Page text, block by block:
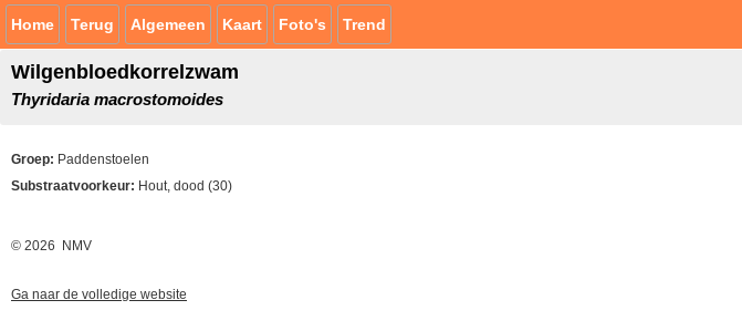
Home Terug Algemeen Kaart Foto's Trend
Wilgenbloedkorrelzwam
Thyridaria macrostomoides
Groep: Paddenstoelen
Substraatvoorkeur: Hout, dood (30)
© 2026 NMV
Ga naar de volledige website